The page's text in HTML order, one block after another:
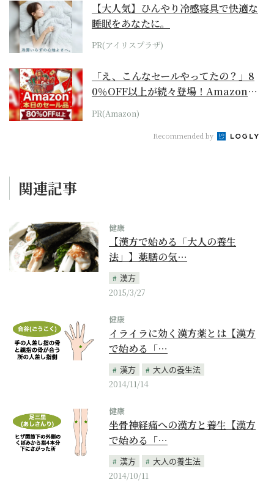
【大人気】ひんやり冷感寝具で快適な
睡眠をあなたに。
PR(アイリスプラザ)
「え、こんなセールやってたの？」8
0％OFF以上が続々登場！Amazonの
本気が...
PR(Amazon)
Recommended by
関連記事
健康
【漢方で始める「大人の養生
法」】薬膳の気…
漢方
2015/3/27
健康
イライラに効く漢方薬とは【漢方
で始める「…
漢方
大人の養生法
2014/11/14
健康
坐骨神経痛への漢方と養生【漢方
で始める「…
漢方
大人の養生法
2014/10/11